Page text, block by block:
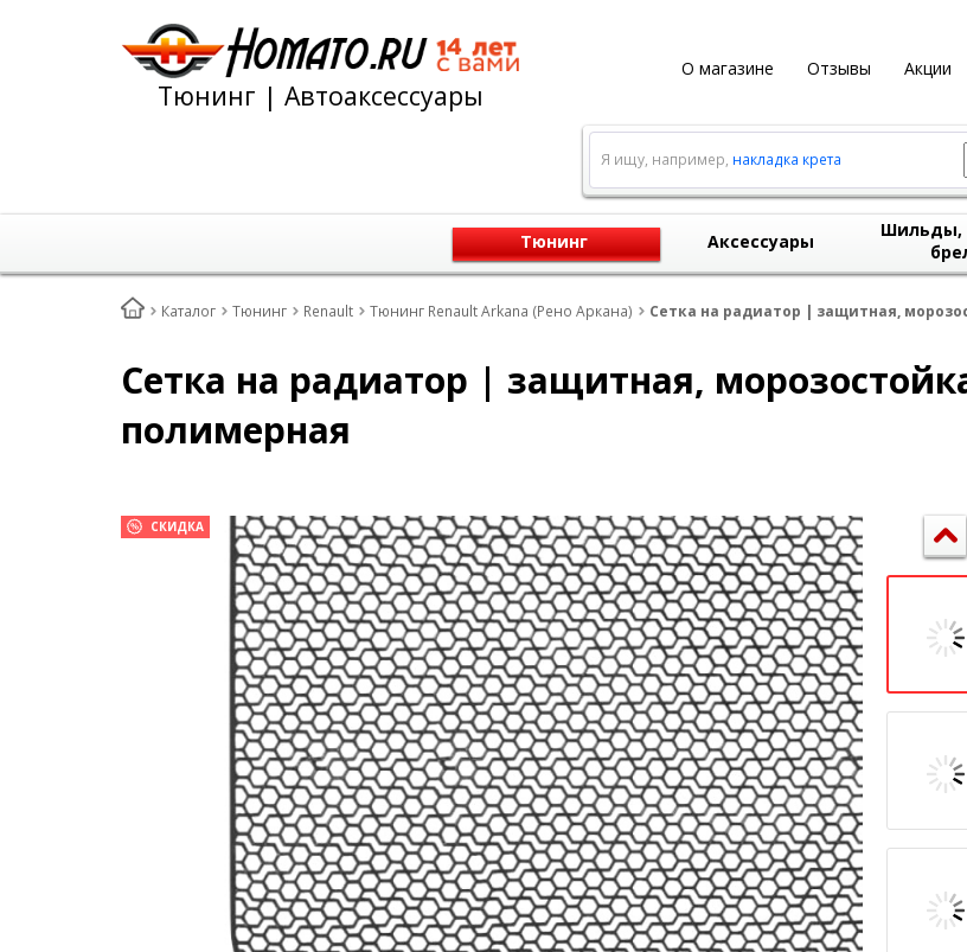
О магазине Отзывы Акции
Тюнинг | Автоаксессуары
Я ищу, например, накладка крета
Тюнинг Аксессуары
Шильды,
Каталог Тюнинг Renault Тюнинг Renault Arkana (Рено Аркана) Cетка на радиатор | защитная,
Cетка на радиатор | защитная,
полимерная
СКИДКА